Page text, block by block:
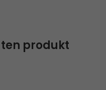
produkt